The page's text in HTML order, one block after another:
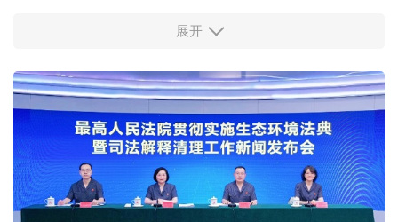
高品质文旅燃动消费市场
新型电网激活万亿级投资 重塑能源产业新格局
三晋大地风物新丨“海水”进村 原平养出鲜甜对虾
我国渤海首个千亿方大气田一期开发项目全面投产
展开